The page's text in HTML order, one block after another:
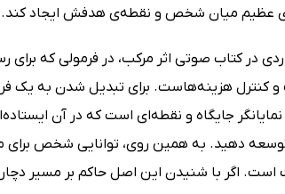
عظیم میان شخص و نقطه‌ی هدفش ایجاد کند.
در کتاب صوتی اثر مرکب، در فرمولی که
کنترل هزینه‌هاست. برای تبدیل شدن به یک
نمایانگر جایگاه و نقطه‌ای است که در آن
دهید. به همین‌ روی، توانایی شخص برای
است. اگر با شنیدن این اصل حاکم بر مسیر